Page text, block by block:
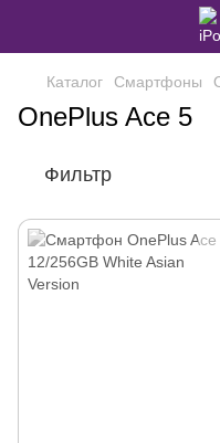
Каталог Смартфоны
OnePlus Ace 5
Фильтр